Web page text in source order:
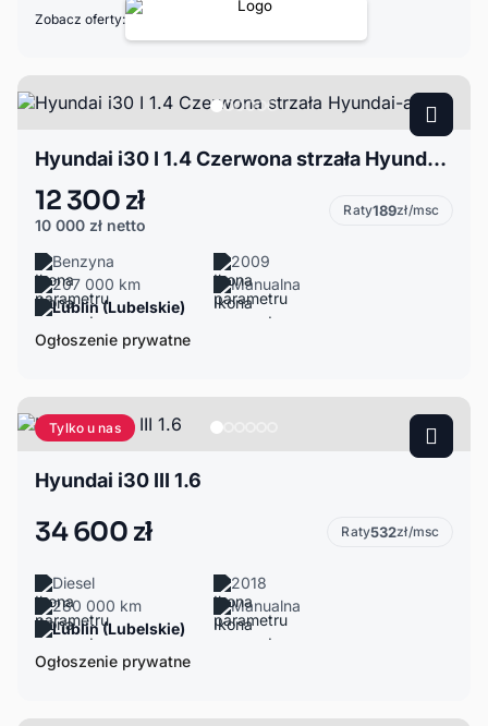
Zobacz oferty:
Hyundai i30 I 1.4 Czerwona strzała Hyundai-a
12 300 zł
10 000 zł netto
Raty189zł/msc
Benzyna
2009
207 000 km
Manualna
Lublin (Lubelskie)
Ogłoszenie prywatne
Tylko u nas
Hyundai i30 III 1.6
34 600 zł Raty532zł/msc
Diesel
2018
280 000 km
Manualna
Lublin (Lubelskie)
Ogłoszenie prywatne